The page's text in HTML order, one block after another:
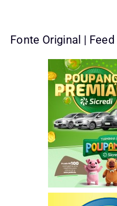
Fonte Original |